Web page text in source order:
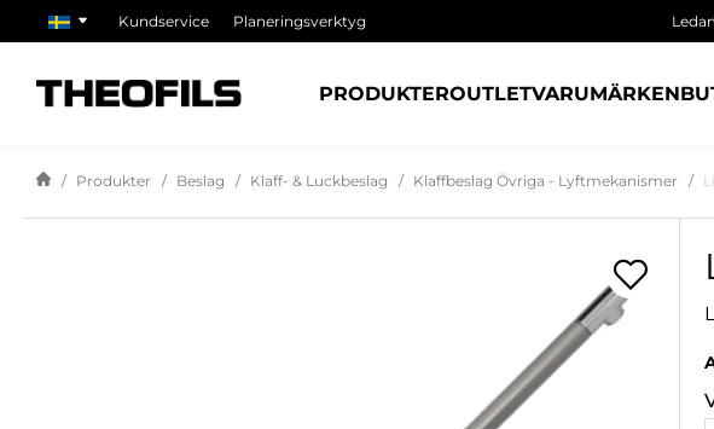
Kundservice Planeringsverktyg
PRODUKTEROUTLETVARUMÄRKEN
Produkter Beslag Klaff- & Luckbeslag Klaffbeslag Övriga - Lyftmekanismer